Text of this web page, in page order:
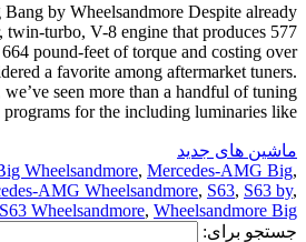
by Wheelsandmore Despite already
twin-turbo, V-8 engine that produces 577
pound-feet of torque and costing over
a favorite among aftermarket tuners.
seen more than a handful of tuning
for the including luminaries like […]
ماشین های جدید
Wheelsandmore, Mercedes-AMG Big,
AMG Wheelsandmore, S63, S63 by,
S63 Wheelsandmore, Wheelsandmore Big
جستجو برای: